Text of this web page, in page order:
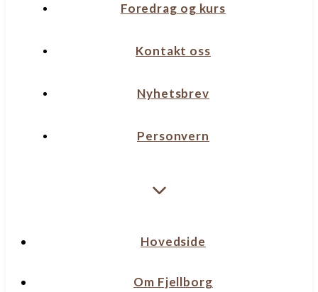
Foredrag og kurs
Kontakt oss
Nyhetsbrev
Personvern
Hovedside
Om Fjellborg